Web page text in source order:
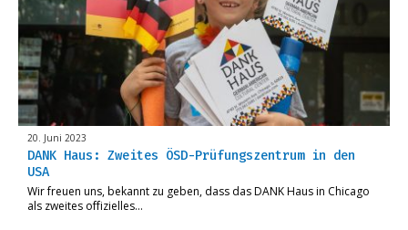
20. Juni 2023
DANK Haus: Zweites ÖSD-Prüfungszentrum in den
USA
Wir freuen uns, bekannt zu geben, dass das DANK Haus in Chicago
als zweites offizielles…